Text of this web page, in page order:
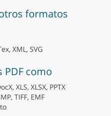
formatos
XML, SVG
como
XLS, XLSX, PPTX
TIFF, EMF